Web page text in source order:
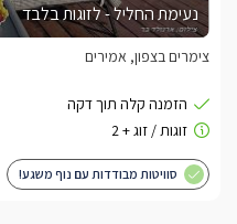
נעימת החליל - לזוגות בלבד
צימרים בצפון, אמירים
סוויטות מבודדות עם נוף משגע!